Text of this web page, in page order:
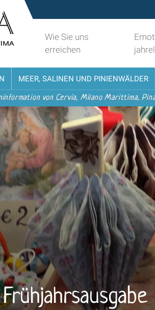
Wie Sie uns
erreichen
MEER, SALINEN UND PINIENWÄLDER
von Cervia, Milano Marittima,